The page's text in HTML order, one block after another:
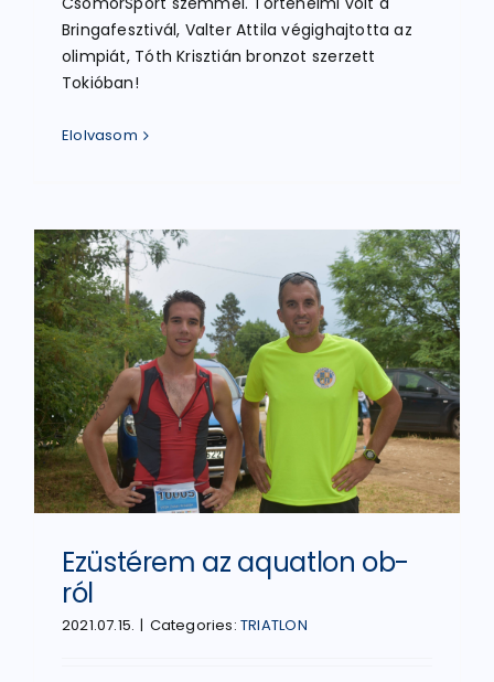
Bringafesztivál, Valter Attila végighajtotta az
olimpiát, Tóth Krisztián bronzot szerzett
Tokióban!
Elolvasom
Ezüstérem az aquatlon ob-
ról
2021.07.15. | Categories:TRIATLON